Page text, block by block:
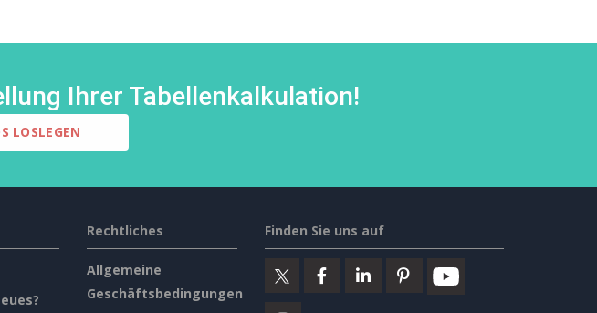
Ihrer Tabellenkalkulation!
LOSLEGEN
Rechtliches
Allgemeine
Geschäftsbedingungen
Finden Sie uns auf